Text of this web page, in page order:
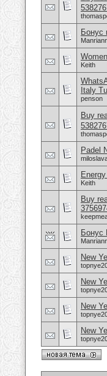
Бонус
Keith
Italy
penson
Buy
Padel
Keith
Buy
Бонус
New
New
New
New